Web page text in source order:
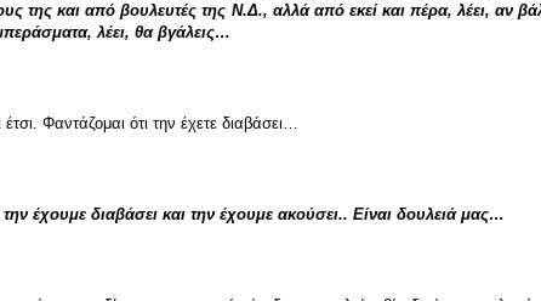
της και από βουλευτές της Ν.Δ., αλλά από εκεί και πέρα, λέει, αν
λέει, θα βγάλεις…
έτσι. Φαντάζομαι ότι την έχετε διαβάσει…
την έχουμε διαβάσει και την έχουμε ακούσει.. Είναι δουλειά μας…